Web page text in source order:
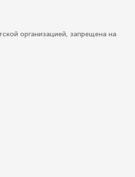
организацией, запрещена на